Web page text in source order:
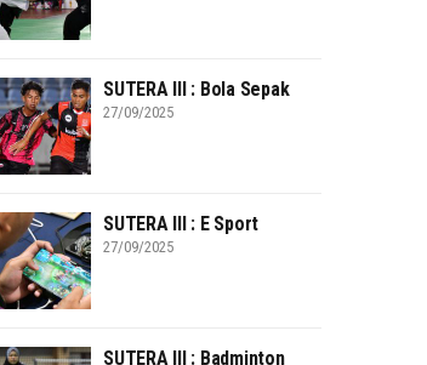
SUTERA III : Bola Sepak
27/09/2025
SUTERA III : E Sport
27/09/2025
SUTERA III : Badminton